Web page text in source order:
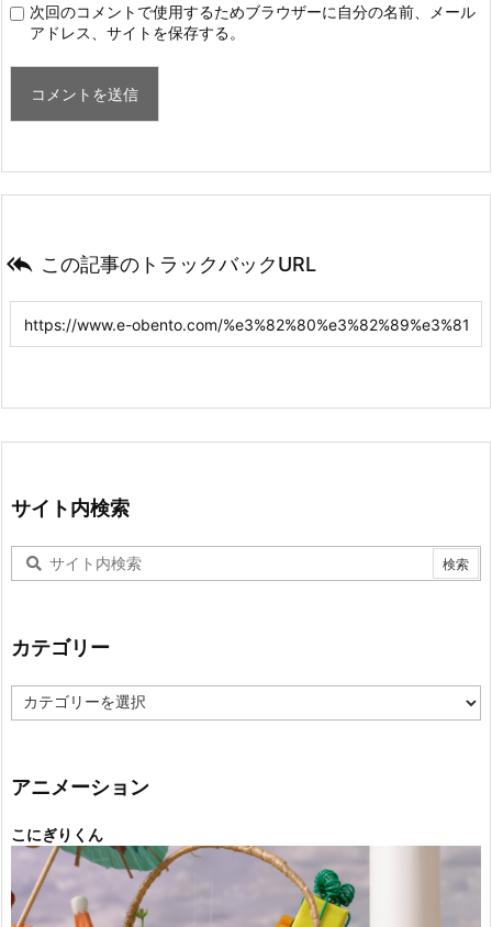
次回のコメントで使用するためブラウザーに自分の名前、メール
アドレス、サイトを保存する。
 この記事のトラックバックURL
サイト内検索
カテゴリー
テ
ー
アニメーション
こにぎりくん